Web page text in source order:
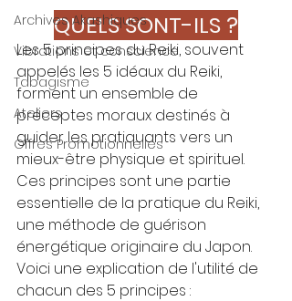
Archives Akashiques
Vibrations et conscience
Tabagisme
Ateliers
Offres Promotionnelles
QUELS SONT-ILS ?
Les 5 principes du Reiki, souvent
appelés les 5 idéaux du Reiki,
forment un ensemble de
préceptes moraux destinés à
guider les pratiquants vers un
mieux-être physique et spirituel.
Ces principes sont une partie
essentielle de la pratique du Reiki,
une méthode de guérison
énergétique originaire du Japon.
Voici une explication de l'utilité de
chacun des 5 principes :